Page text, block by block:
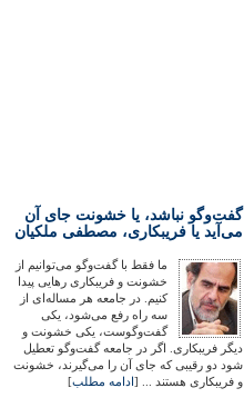
گفت‌وگو نباشد، یا خشونت جای آن
می‌آید یا فریبکاری، مصطفی ملکیان
ما فقط با گفت‌وگو می‌توانیم از
خشونت و فریبکاری رهایی پیدا
کنیم. در جامعه هر مساله‌ای از
سه راه رفع می‌شود، یکی
گفت‌وگوست، یکی خشونت و
دیگر فریبکاری. اگر در جامعه گفت‌وگو تعطیل
شود دو رقیبی که جای آن را می‌گیرند، خشونت
و فریبکاری هستند ... [ادامه مطلب]